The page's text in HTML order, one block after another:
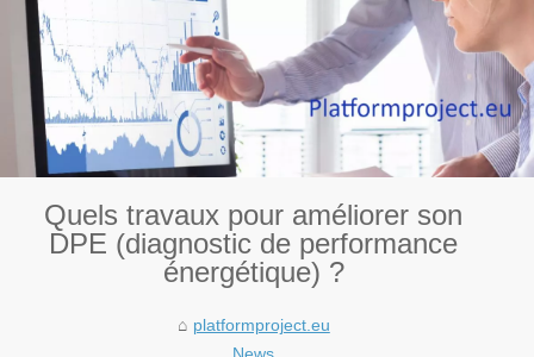
Quels travaux pour améliorer son
DPE (diagnostic de performance
énergétique) ?
platformproject.eu